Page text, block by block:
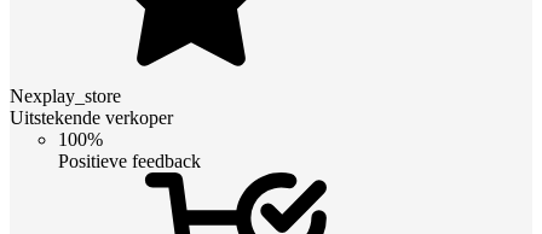
Nexplay_store
Uitstekende verkoper
100%
Positieve feedback